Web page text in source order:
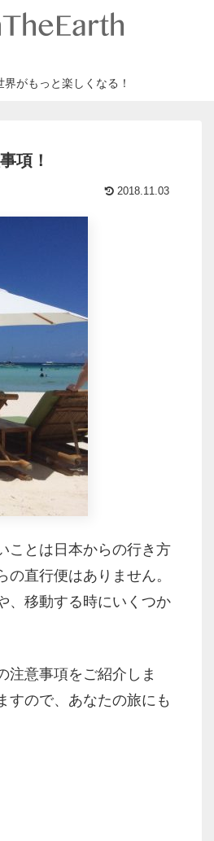
がもっと楽しくなる！
項！
2018.11.03
ことは日本からの行き方
直行便はありません。
、移動する時にいくつか
注意事項をご紹介しま
すので、あなたの旅にも